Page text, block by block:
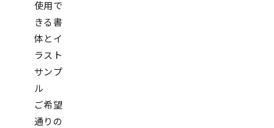
使用で
きる書
体とイ
ラスト
サンプ
ル
ご希望
通りの